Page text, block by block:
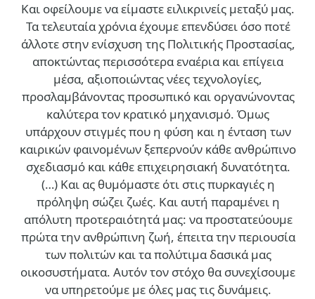
Και οφείλουμε να είμαστε ειλικρινείς μεταξύ μας.
Τα τελευταία χρόνια έχουμε επενδύσει όσο ποτέ
άλλοτε στην ενίσχυση της Πολιτικής Προστασίας,
αποκτώντας περισσότερα εναέρια και επίγεια
μέσα, αξιοποιώντας νέες τεχνολογίες,
προσλαμβάνοντας προσωπικό και οργανώνοντας
καλύτερα τον κρατικό μηχανισμό. Όμως
υπάρχουν στιγμές που η φύση και η ένταση των
καιρικών φαινομένων ξεπερνούν κάθε ανθρώπινο
σχεδιασμό και κάθε επιχειρησιακή δυνατότητα.
(…) Και ας θυμόμαστε ότι στις πυρκαγιές η
πρόληψη σώζει ζωές. Και αυτή παραμένει η
απόλυτη προτεραιότητά μας: να προστατεύουμε
πρώτα την ανθρώπινη ζωή, έπειτα την περιουσία
των πολιτών και τα πολύτιμα δασικά μας
οικοσυστήματα. Αυτόν τον στόχο θα συνεχίσουμε
να υπηρετούμε με όλες μας τις δυνάμεις.